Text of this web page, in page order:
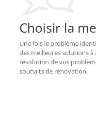
Choisir la
Une fois le problème
des meilleures solutions
résolution de vos
souhaits de rénovation.